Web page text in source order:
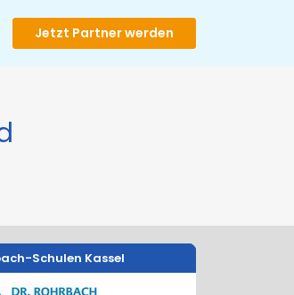
Jetzt Partner werden
Schulen Kassel